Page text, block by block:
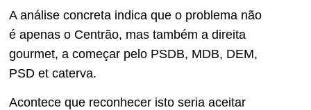
A análise concreta indica que o problema não
é apenas o Centrão, mas também a direita
gourmet, a começar pelo PSDB, MDB, DEM,
PSD et caterva.
Acontece que reconhecer isto seria aceitar